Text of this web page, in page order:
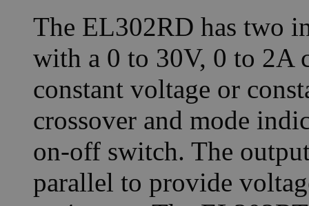
The EL302RD has two
with a 0 to 30V, 0 to 2A
constant voltage or
crossover and mode
on-off switch. The
parallel to provide